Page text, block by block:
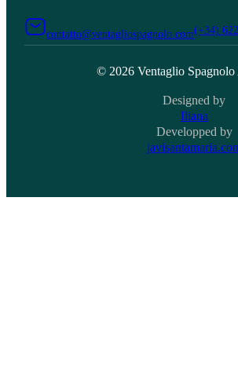
contatto@ventagliospagnolo.com(+34)
© 2026 Ventaglio
Designed by
Iliana
Developped by